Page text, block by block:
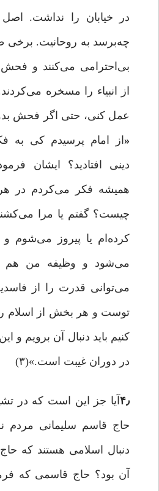
در خیابان را نداشت. اصل
چه‌برسد به روحانیت. برخی
بی‌احترامی می‌کنند و
از انبیاء را مسخره
عمل کنی، حتی اگر فحش
« از امام پرسیدم کی به
دینی افتادید؟ ایشان
همیشه فکر می‌کردم در
چیست؟ گفتم یا مرا
کرده‌ام یا پیروز می‌شوم و
می‌شود و وظیفه من هم
می‌توانی قدرت را از
توست و هر بخش از اسلام را
کنیم باید دنبال آن برویم و
در دوران غیبت است.»(۳)
۴٫آیا جز این است که در
حاج قاسم سلیمانی مردم
دنبال اسلامی هستند که
آن بود؟ حاج قاسمی که